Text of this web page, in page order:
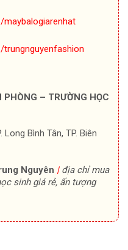
– TRƯỜNG HỌC
Bình Tân, TP. Biên
Nguyên | địa chỉ mua
sinh giá rẻ, ấn tượng